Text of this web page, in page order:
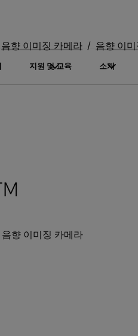
지원 및 교육 소개
음향 이미징 카메라 음향 이
향 이미징 카메라